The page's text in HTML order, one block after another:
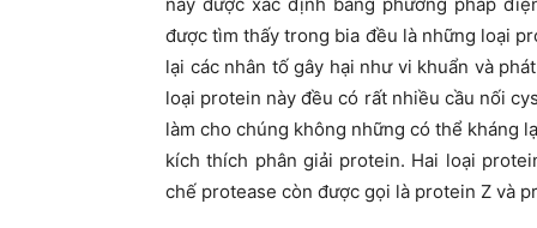
được tìm thấy trong bia đều là những loại
lại các nhân tố gây hại như vi khuẩn và
loại protein này đều có rất nhiều cầu nối
làm cho chúng không những có thể kháng
kích thích phân giải protein. Hai loại
chế protease còn được gọi là protein Z và